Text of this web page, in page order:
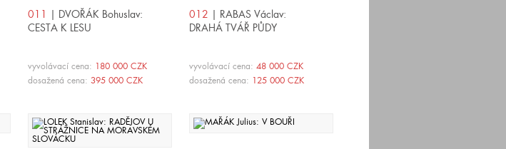
011 | DVOŘÁK Bohuslav:
CESTA K LESU
vyvolávací cena: 180 000 CZK
dosažená cena: 395 000 CZK
012 | RABAS Václav:
DRAHÁ TVÁŘ PŮDY
vyvolávací cena: 48 000 CZK
dosažená cena: 125 000 CZK